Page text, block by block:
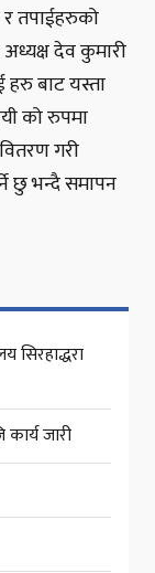
तपाईहरुको
देव कुमारी
हरु बाट यस्ता
को रुपमा
गरी
छु भन्दै समापन
सिरहाद्धरा
जारी